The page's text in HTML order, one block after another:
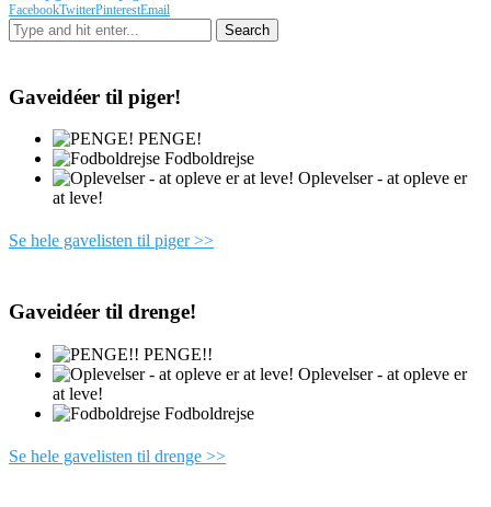
FacebookTwitterPinterestEmail
Gaveidéer til piger!
PENGE!
Fodboldrejse
Oplevelser - at opleve er
at leve!
Se hele gavelisten til piger >>
Gaveidéer til drenge!
PENGE!!
Oplevelser - at opleve er
at leve!
Fodboldrejse
Se hele gavelisten til drenge >>